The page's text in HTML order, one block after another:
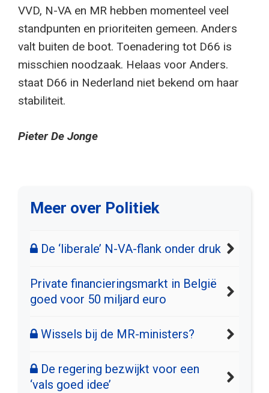
VVD, N-VA en MR hebben momenteel veel
standpunten en prioriteiten gemeen. Anders
valt buiten de boot. Toenadering tot D66 is
misschien noodzaak. Helaas voor Anders.
staat D66 in Nederland niet bekend om haar
stabiliteit.
Pieter De Jonge
Meer over Politiek
De ‘liberale’ N-VA-flank onder druk
Private financieringsmarkt in België
goed voor 50 miljard euro
Wissels bij de MR-ministers?
De regering bezwijkt voor een
‘vals goed idee’